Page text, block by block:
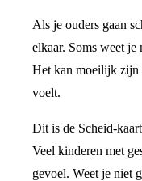
Als je ouders gaan
elkaar. Soms weet
Het kan moeilijk zijn
voelt.
Dit is de Scheid-
Veel kinderen met
gevoel. Weet je niet